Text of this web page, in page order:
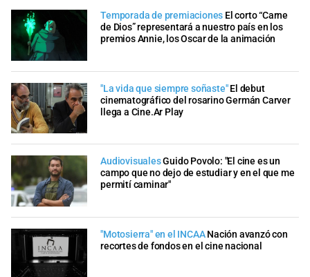
Temporada de premiaciones El corto “Carne
de Dios” representará a nuestro país en los
premios Annie, los Oscar de la animación
"La vida que siempre soñaste"El debut
cinematográfico del rosarino Germán Carver
llega a Cine.Ar Play
AudiovisualesGuido Povolo: "El cine es un
campo que no dejo de estudiar y en el que me
permití caminar"
"Motosierra" en el INCAA Nación avanzó con
recortes de fondos en el cine nacional